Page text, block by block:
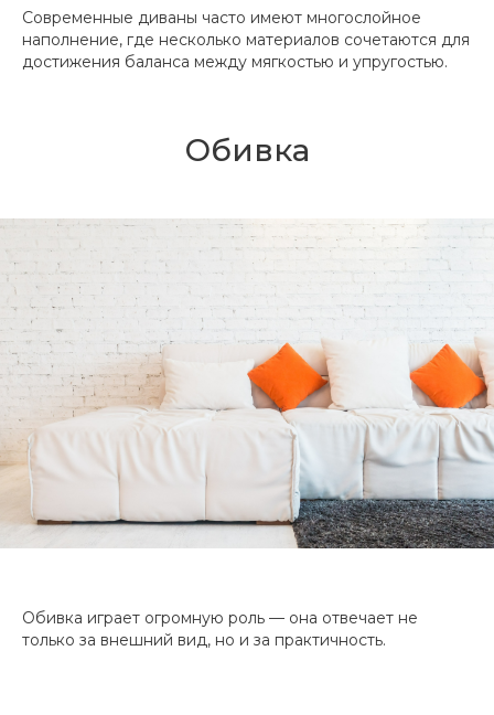
Современные диваны часто имеют многослойное
наполнение, где несколько материалов сочетаются для
достижения баланса между мягкостью и упругостью.
Обивка
Обивка играет огромную роль — она отвечает не
только за внешний вид, но и за практичность.